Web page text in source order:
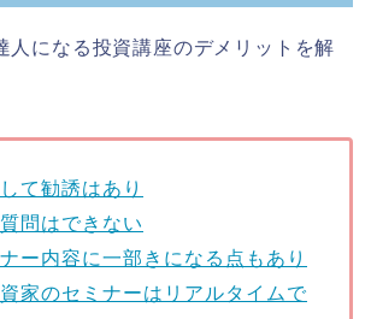
人になる投資講座のデメリットを解
て勧誘はあり
問はできない
ー内容に一部きになる点もあり
家のセミナーはリアルタイムで